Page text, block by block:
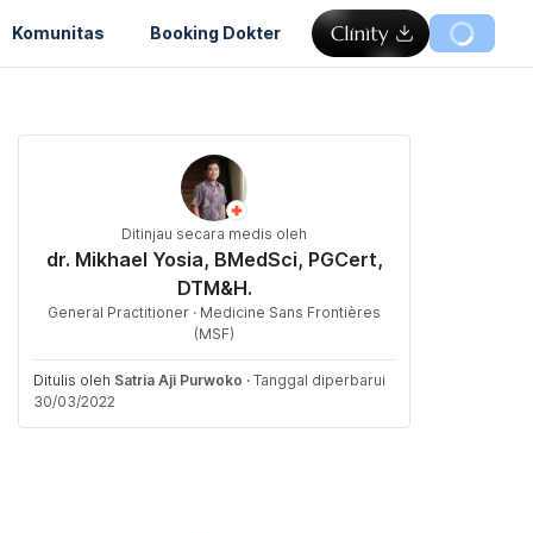
Komunitas Booking Dokter
Ditinjau secara medis oleh
dr. Mikhael Yosia, BMedSci, PGCert,
DTM&H.
General Practitioner · Medicine Sans Frontières
(MSF)
Ditulis oleh Satria Aji Purwoko · Tanggal diperbarui
30/03/2022